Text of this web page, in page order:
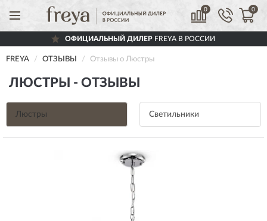
0 0
ОФИЦИАЛЬНЫЙ ДИЛЕРFREYA В РОССИИ
FREYA ОТЗЫВЫ Отзывы о Люстры
ЛЮСТРЫ - ОТЗЫВЫ
Люстры Светильники